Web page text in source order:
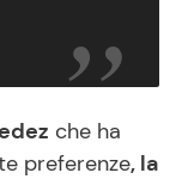
che ha
preferenze, la